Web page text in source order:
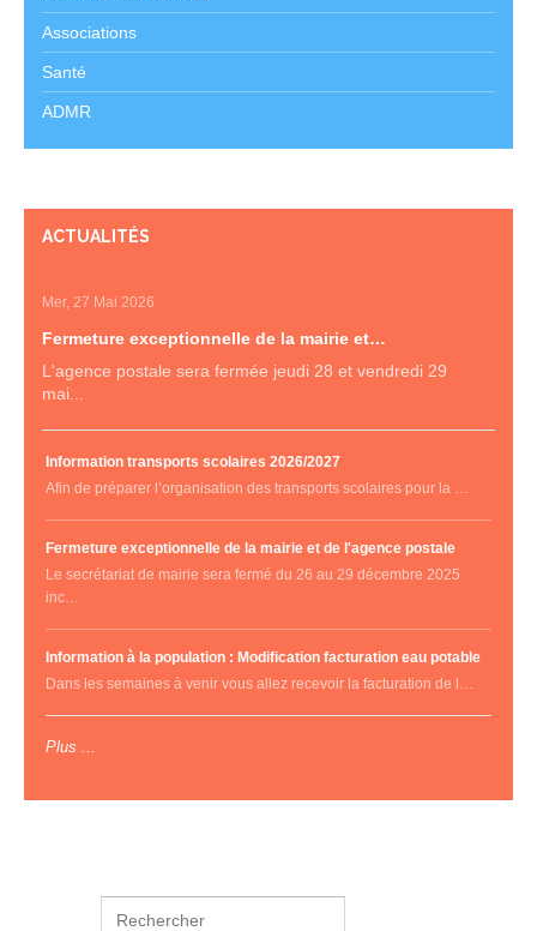
Associations
Santé
ADMR
ACTUALITÉS
Mer, 27 Mai 2026
Fermeture exceptionnelle de la mairie et…
L'agence postale sera fermée jeudi 28 et vendredi 29
mai...
Information transports scolaires 2026/2027
Afin de préparer l’organisation des transports scolaires pour la …
Fermeture exceptionnelle de la mairie et de l'agence postale
Le secrétariat de mairie sera fermé du 26 au 29 décembre 2025
inc…
Information à la population : Modification facturation eau potable
Dans les semaines à venir vous allez recevoir la facturation de l…
Plus ...